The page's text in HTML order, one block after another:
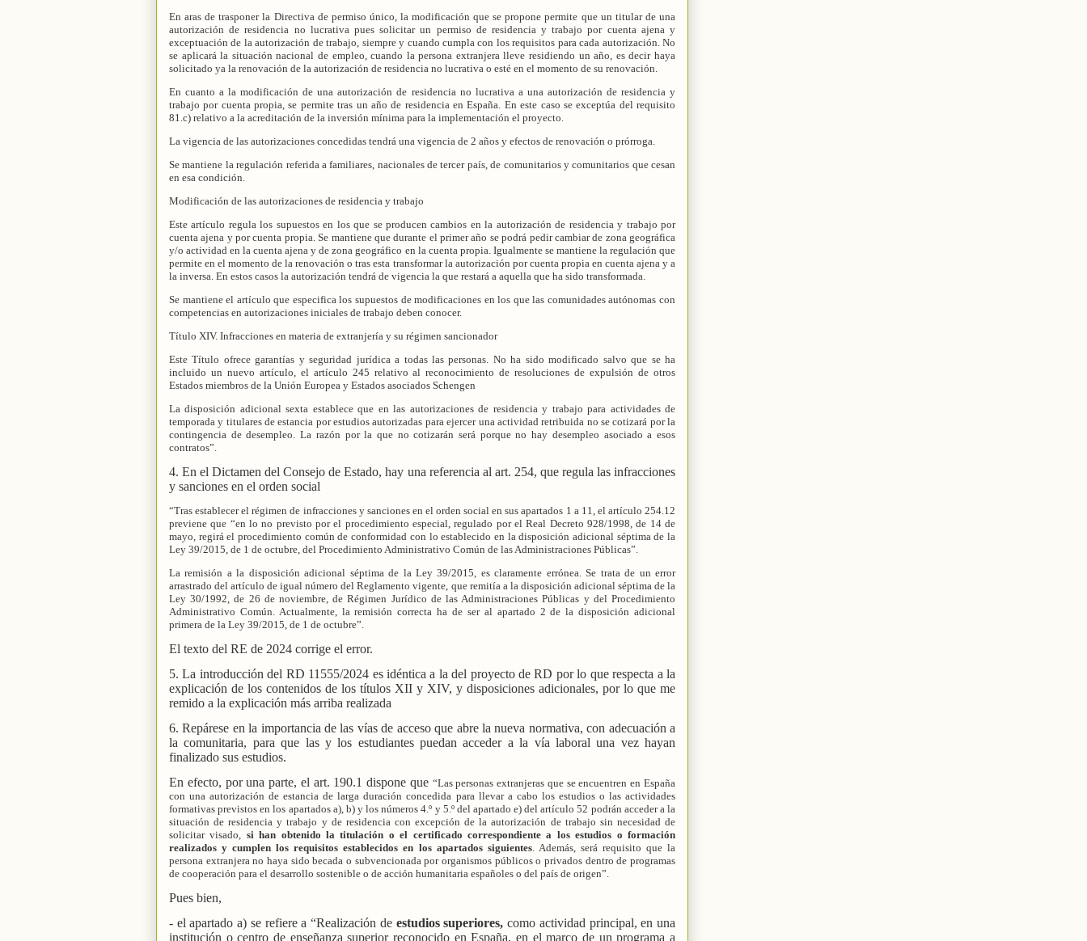
En aras de trasponer la Directiva de permiso único, la modificación que se propone permite que un titular de una
autorización de residencia no lucrativa pues solicitar un permiso de residencia y trabajo por cuenta ajena y
exceptuación de la autorización de trabajo, siempre y cuando cumpla con los requisitos para cada autorización. No
se aplicará la situación nacional de empleo, cuando la persona extranjera lleve residiendo un año, es decir haya
solicitado ya la renovación de la autorización de residencia no lucrativa o esté en el momento de su renovación.
En cuanto a la modificación de una autorización de residencia no lucrativa a una autorización de residencia y
trabajo por cuenta propia, se permite tras un año de residencia en España. En este caso se exceptúa del requisito
81.c) relativo a la acreditación de la inversión mínima para la implementación el proyecto.
La vigencia de las autorizaciones concedidas tendrá una vigencia de 2 años y efectos de renovación o prórroga.
Se mantiene la regulación referida a familiares, nacionales de tercer país, de comunitarios y comunitarios que cesan
en esa condición.
Modificación de las autorizaciones de residencia y trabajo
Este artículo regula los supuestos en los que se producen cambios en la autorización de residencia y trabajo por
cuenta ajena y por cuenta propia. Se mantiene que durante el primer año se podrá pedir cambiar de zona geográfica
y/o actividad en la cuenta ajena y de zona geográfico en la cuenta propia. Igualmente se mantiene la regulación que
permite en el momento de la renovación o tras esta transformar la autorización por cuenta propia en cuenta ajena y a
la inversa. En estos casos la autorización tendrá de vigencia la que restará a aquella que ha sido transformada.
Se mantiene el artículo que especifica los supuestos de modificaciones en los que las comunidades autónomas con
competencias en autorizaciones iniciales de trabajo deben conocer.
Título XIV. Infracciones en materia de extranjería y su régimen sancionador
Este Título ofrece garantías y seguridad jurídica a todas las personas. No ha sido modificado salvo que se ha
incluido un nuevo artículo, el artículo 245 relativo al reconocimiento de resoluciones de expulsión de otros
Estados miembros de la Unión Europea y Estados asociados Schengen
La disposición adicional sexta establece que en las autorizaciones de residencia y trabajo para actividades de
temporada y titulares de estancia por estudios autorizadas para ejercer una actividad retribuida no se cotizará por la
contingencia de desempleo. La razón por la que no cotizarán será porque no hay desempleo asociado a esos
contratos”.
4. En el Dictamen del Consejo de Estado, hay una referencia al art. 254, que regula las infracciones
y sanciones en el orden social
“Tras establecer el régimen de infracciones y sanciones en el orden social en sus apartados 1 a 11, el artículo 254.12
previene que “en lo no previsto por el procedimiento especial, regulado por el Real Decreto 928/1998, de 14 de
mayo, regirá el procedimiento común de conformidad con lo establecido en la disposición adicional séptima de la
Ley 39/2015, de 1 de octubre, del Procedimiento Administrativo Común de las Administraciones Públicas”.
La remisión a la disposición adicional séptima de la Ley 39/2015, es claramente errónea. Se trata de un error
arrastrado del artículo de igual número del Reglamento vigente, que remitía a la disposición adicional séptima de la
Ley 30/1992, de 26 de noviembre, de Régimen Jurídico de las Administraciones Públicas y del Procedimiento
Administrativo Común. Actualmente, la remisión correcta ha de ser al apartado 2 de la disposición adicional
primera de la Ley 39/2015, de 1 de octubre”.
El texto del RE de 2024 corrige el error.
5. La introducción del RD 11555/2024 es idéntica a la del proyecto de RD por lo que respecta a la
explicación de los contenidos de los títulos XII y XIV, y disposiciones adicionales, por lo que me
remido a la explicación más arriba realizada
6. Repárese en la importancia de las vías de acceso que abre la nueva normativa, con adecuación a
la comunitaria, para que las y los estudiantes puedan acceder a la vía laboral una vez hayan
finalizado sus estudios.
En efecto, por una parte, el art. 190.1 dispone que “Las personas extranjeras que se encuentren en España
con una autorización de estancia de larga duración concedida para llevar a cabo los estudios o las actividades
formativas previstos en los apartados a), b) y los números 4.º y 5.º del apartado e) del artículo 52 podrán acceder a la
situación de residencia y trabajo y de residencia con excepción de la autorización de trabajo sin necesidad de
solicitar visado, si han obtenido la titulación o el certificado correspondiente a los estudios o formación
realizados y cumplen los requisitos establecidos en los apartados siguientes. Además, será requisito que la
persona extranjera no haya sido becada o subvencionada por organismos públicos o privados dentro de programas
de cooperación para el desarrollo sostenible o de acción humanitaria españoles o del país de origen”.
Pues bien,
- el apartado a) se refiere a “Realización de estudios superiores, como actividad principal, en una
institución o centro de enseñanza superior reconocido en España, en el marco de un programa a